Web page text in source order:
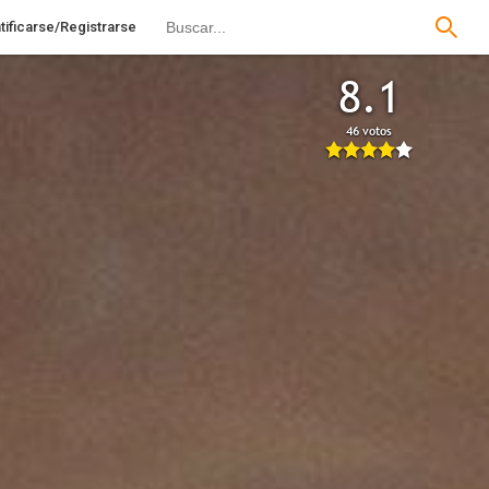
Registrarse
8.1
46 votos